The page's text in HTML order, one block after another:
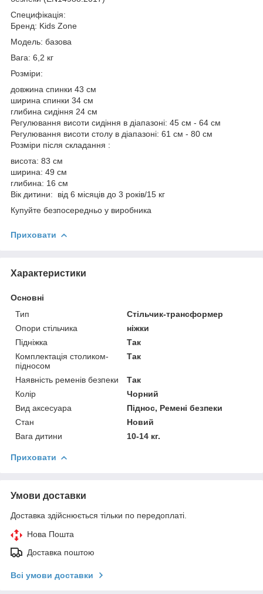
Специфікація:
Бренд: Kids Zone
Модель: базова
Вага: 6,2 кг
Розміри:
довжина спинки 43 см
ширина спинки 34 см
глибина сидіння 24 см
Регулювання висоти сидіння в діапазоні: 45 см - 64 см
Регулювання висоти столу в діапазоні: 61 см - 80 см
Розміри після складання :
висота: 83 см
ширина: 49 см
глибина: 16 см
Вік дитини: від 6 місяців до 3 років/15 кг
Купуйте безпосередньо у виробника
Приховати
Характеристики
Основні
Тип
Стільчик-трансформер
Опори стільчика
ніжки
Підніжка
Так
Комплектація столиком-
підносом
Так
Наявність ременів безпеки
Так
Колір
Чорний
Вид аксесуара
Піднос, Ремені безпеки
Стан
Новий
Вага дитини
10-14 кг.
Приховати
Умови доставки
Доставка здійснюється тільки по передоплаті.
Нова Пошта
Доставка поштою
Всі умови доставки